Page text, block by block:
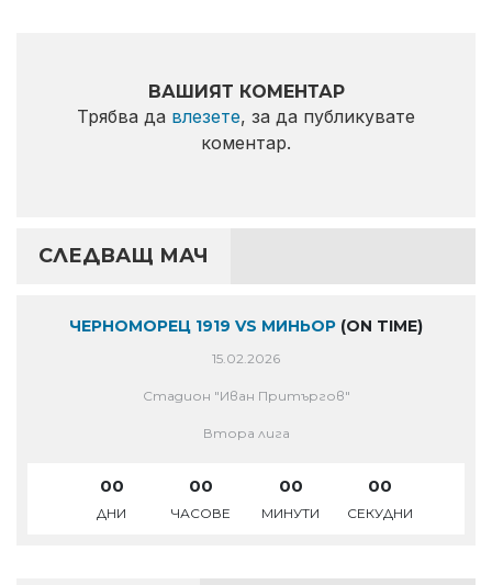
ВАШИЯТ КОМЕНТАР
Трябва да влезете, за да публикувате
коментар.
СЛЕДВАЩ МАЧ
ЧЕРНОМОРЕЦ 1919 VS МИНЬОР (ON TIME)
15.02.2026
Стадион "Иван Притъргов"
Втора лига
00
ДНИ
00
ЧАСОВЕ
00
МИНУТИ
00
СЕКУДНИ